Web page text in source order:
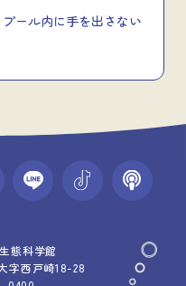
ール内に手を出さない
態科学館
字西戸崎18-28